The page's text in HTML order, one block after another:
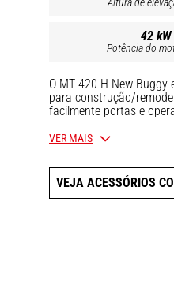
42 kW
Potência do
O MT 420 H New
para construção/
facilmente portas e
capacidade de 2 t a
simultâneos da lança e
VER MAIS
VEJA ACESSÓRIOS